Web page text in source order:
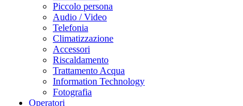
Piccolo persona
Audio / Video
Telefonia
Climatizzazione
Accessori
Riscaldamento
Trattamento Acqua
Information Technology
Fotografia
Operatori